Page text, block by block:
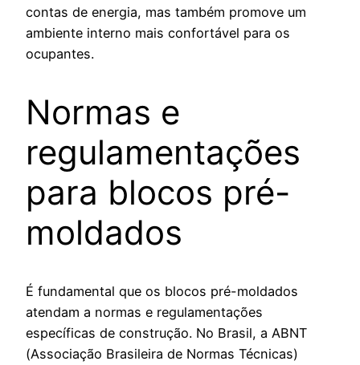
contas de energia, mas também promove um
ambiente interno mais confortável para os
ocupantes.
Normas e
regulamentações
para blocos pré-
moldados
É fundamental que os blocos pré-moldados
atendam a normas e regulamentações
específicas de construção. No Brasil, a ABNT
(Associação Brasileira de Normas Técnicas)